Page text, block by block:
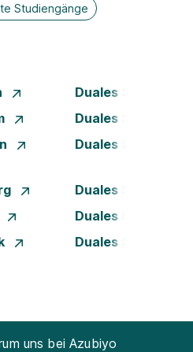
Studiengänge
Duales Studium
Duales Studium
Duales Studium
Duales Studium
Duales Studium
Duales Studium
uns bei Azubiyo